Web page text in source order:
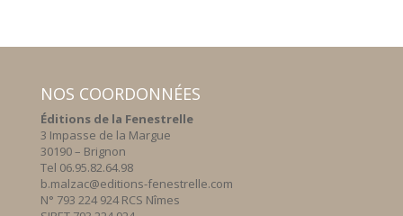
NOS COORDONNÉES
Éditions de la Fenestrelle
3 Impasse de la Margue
30190 – Brignon
Tel 06.95.82.64.98
b.malzac@editions-fenestrelle.com
N° 793 224 924 RCS Nîmes